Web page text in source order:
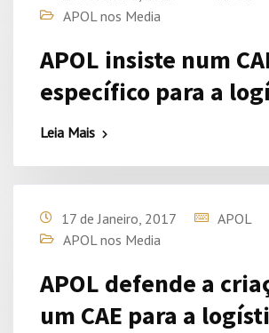
APOL nos Media
APOL insiste num
específico para a
Leia Mais
17 de Janeiro, 2017
APOL
APOL nos Media
APOL defende a
um CAE para a